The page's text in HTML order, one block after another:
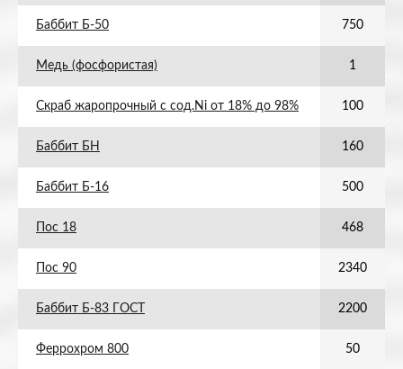
Баббит Б-50 750
Медь (фосфористая) 1
Скраб жаропрочный с сод.Ni от 18% до 98% 100
Баббит БН 160
Баббит Б-16 500
Пос 18 468
Пос 90 2340
Баббит Б-83 ГОСТ 2200
Феррохром 800 50